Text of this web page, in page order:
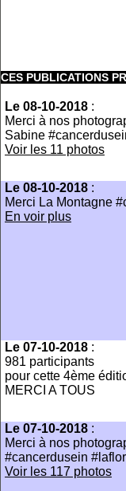
CES PUBLICATIONS
Le 08-10-2018 :
Merci à nos
Sabine
Voir les 11 photos
Le 08-10-2018 :
Merci La Montagne
En voir plus
Le 07-10-2018 :
981 participants
pour cette 4ème
MERCI A TOUS
Le 07-10-2018 :
Merci à nos
#cancerdusein
Voir les 117 photos